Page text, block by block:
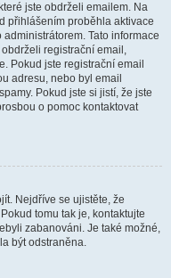
jste obdrželi emailem. Na
přihlášením proběhla aktivace
Tato informace
registrační email,
Pokud jste registrační email
adresu, nebo byl email
Pokud jste si jistí, že jste
o pomoc kontaktovat
Nejdříve se ujistěte, že
tomu tak je, kontaktujte
zabanováni. Je také možné,
být odstraněna.